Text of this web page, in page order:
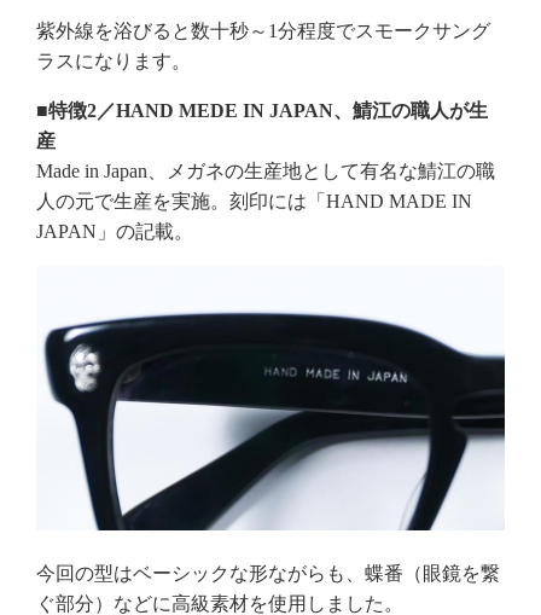
紫外線を浴びると数十秒～1分程度でスモークサング
ラスになります。
■特徴2／HAND MEDE IN JAPAN、鯖江の職人が生
産
Made in Japan、メガネの生産地として有名な鯖江の職
人の元で生産を実施。刻印には「HAND MADE IN
JAPAN」の記載。
今回の型はベーシックな形ながらも、蝶番（眼鏡を繋
ぐ部分）などに高級素材を使用しました。